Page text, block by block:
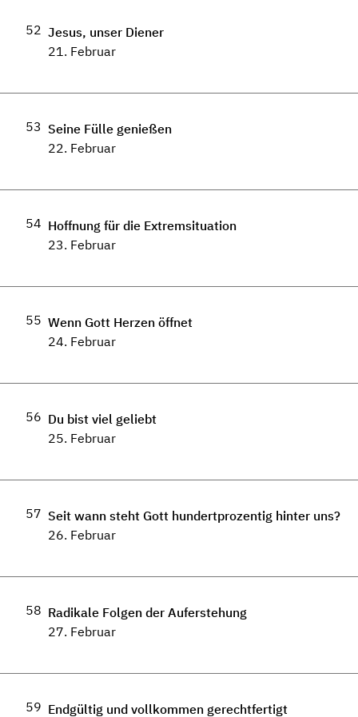
52 Jesus, unser Diener
21. Februar
53 Seine Fülle genießen
22. Februar
54 Hoffnung für die Extremsituation
23. Februar
55 Wenn Gott Herzen öffnet
24. Februar
56 Du bist viel geliebt
25. Februar
57 Seit wann steht Gott hundertprozentig hinter uns?
26. Februar
58 Radikale Folgen der Auferstehung
27. Februar
59 Endgültig und vollkommen gerechtfertigt